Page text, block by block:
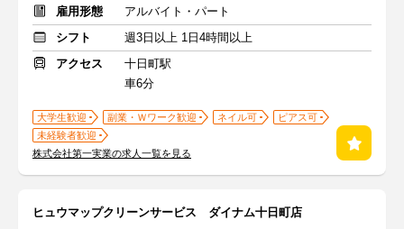
雇用形態
アルバイト・パート
シフト
週3日以上 1日4時間以上
アクセス
十日町駅
車6分
大学生歓迎 副業・Ｗワーク歓迎 ネイル可
ピアス可
未経験者歓迎
株式会社第一実業の求人一覧を見る
ヒュウマップクリーンサービス ダイナム十日町店